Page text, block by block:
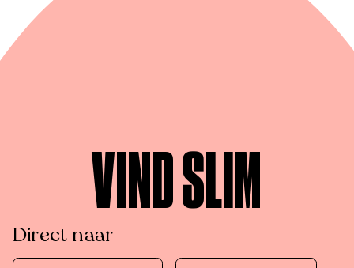
VIND SLIM
Direct naar